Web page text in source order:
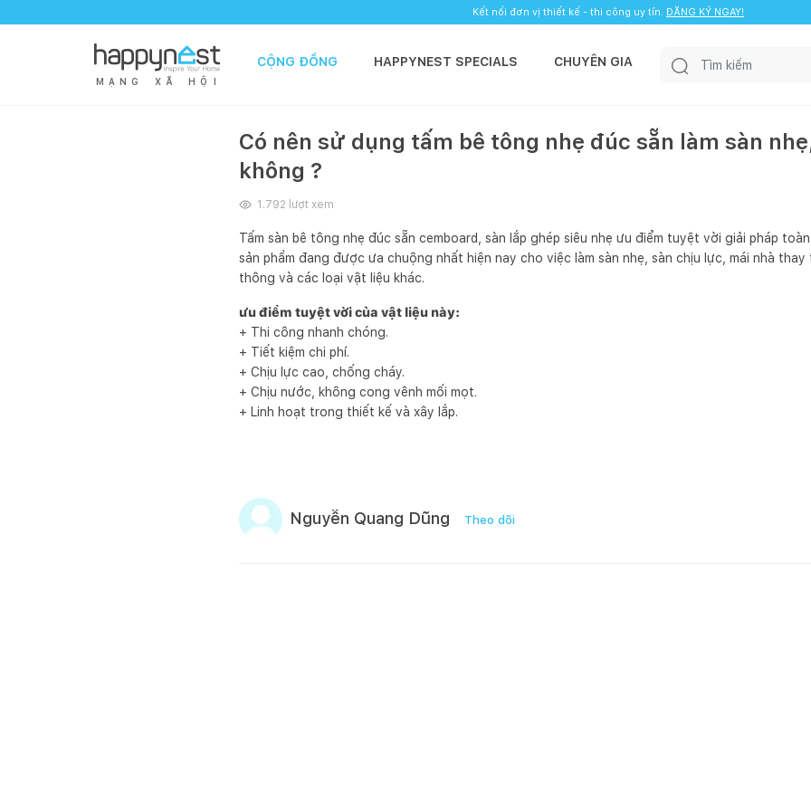
Kết nối đơn vị thiết kế - thi công uy tín. ĐĂNG KÝ NGAY!
M Ạ N G X Ã H Ộ I
CỘNG ĐỒNG HAPPYNEST SPECIALS CHUYÊN GIA
Có nên sử dụng tấm bê tông nhẹ đúc sẵn làm sàn
không ?
1.792 lượt xem
Tấm sàn bê tông nhẹ đúc sẵn cemboard, sàn lắp ghép siêu nhẹ ưu điểm tuyệt vời giải pháp
sản phẩm đang được ưa chuộng nhất hiện nay cho việc làm sàn nhẹ, sàn chịu lực, mái nhà
thông và các loại vật liệu khác.
ưu điểm tuyệt vời của vật liệu này:
+ Thi công nhanh chóng.
+ Tiết kiệm chi phí.
+ Chịu lực cao, chống cháy.
+ Chịu nước, không cong vênh mối mọt.
+ Linh hoạt trong thiết kế và xây lắp.
Nguyễn Quang Dũng Theo dõi